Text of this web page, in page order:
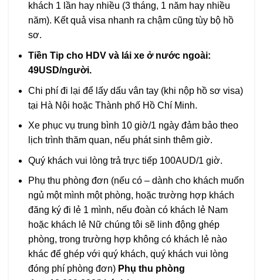
khách 1 lần hay nhiều (3 tháng, 1 năm hay nhiều
năm). Kết quả visa nhanh ra chậm cũng tùy bộ hồ
sơ.
Tiền Tip cho HDV và lái xe ở nước ngoài:
49USD/người.
Chi phí đi lại để lấy dấu vân tay (khi nộp hồ sơ visa)
tại Hà Nội hoặc Thành phố Hồ Chí Minh.
Xe phục vụ trung bình 10 giờ/1 ngày đảm bảo theo
lịch trình thăm quan, nếu phát sinh thêm giờ.
Quý khách vui lòng trả trực tiếp 100AUD/1 giờ.
Phụ thu phòng đơn (nếu có – dành cho khách muốn
ngủ một mình một phòng, hoặc trường hợp khách
đăng ký đi lẻ 1 mình, nếu đoàn có khách lẻ Nam
hoặc khách lẻ Nữ chúng tôi sẽ linh động ghép
phòng, trong trường hợp không có khách lẻ nào
khác để ghép với quý khách, quý khách vui lòng
đóng phí phòng đơn) Phụ thu phòng